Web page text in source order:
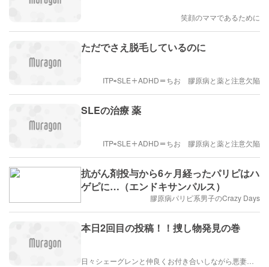
笑顔のママであるために
ただでさえ脱毛しているのに
ITP⇨SLE＋ADHD＝ちお 膠原病と薬と注意欠陥
SLEの治療 薬
ITP⇨SLE＋ADHD＝ちお 膠原病と薬と注意欠陥
抗がん剤投与から6ヶ月経ったパリピはハ
ゲピに…（エンドキサンパルス）
膠原病パリピ系男子のCrazy Days
本日2回目の投稿！！捜し物発見の巻